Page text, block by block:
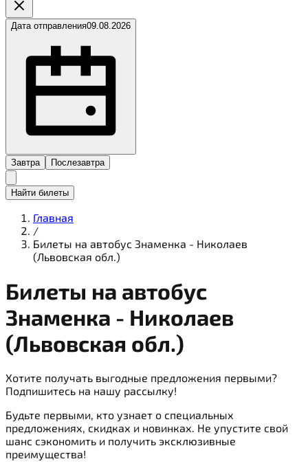
Дата отправления09.08.2026
Завтра Послезавтра
Найти билеты
Главная
/
Билеты на автобус Знаменка - Николаев
(Львовская обл.)
Билеты на автобус
Знаменка - Николаев
(Львовская обл.)
Хотите получать выгодные предложения первыми?
Подпишитесь на нашу рассылку!
Будьте первыми, кто узнает о специальных
предложениях, скидках и новинках. Не упустите свой
шанс сэкономить и получить эксклюзивные
преимущества!